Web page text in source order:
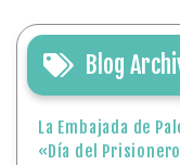
17 de abril: Día
Hoy 16 de abril
9 de abril,